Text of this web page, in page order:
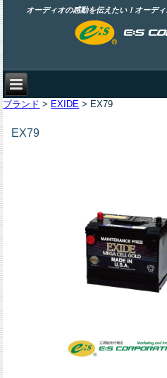
オーディオの感動を伝えたい！オーデ
ブランド > EXIDE > EX79
EX79